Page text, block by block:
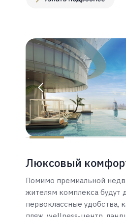
Люксовый
Помимо премиальной
жителям комплекса будут
первоклассные удобства,